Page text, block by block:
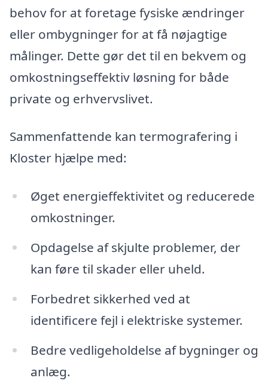
behov for at foretage fysiske ændringer
eller ombygninger for at få nøjagtige
målinger. Dette gør det til en bekvem og
omkostningseffektiv løsning for både
private og erhvervslivet.
Sammenfattende kan termografering i
Kloster hjælpe med:
Øget energieffektivitet og reducerede
omkostninger.
Opdagelse af skjulte problemer, der
kan føre til skader eller uheld.
Forbedret sikkerhed ved at
identificere fejl i elektriske systemer.
Bedre vedligeholdelse af bygninger og
anlæg.